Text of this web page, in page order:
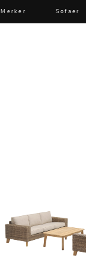
Merker Sofaer